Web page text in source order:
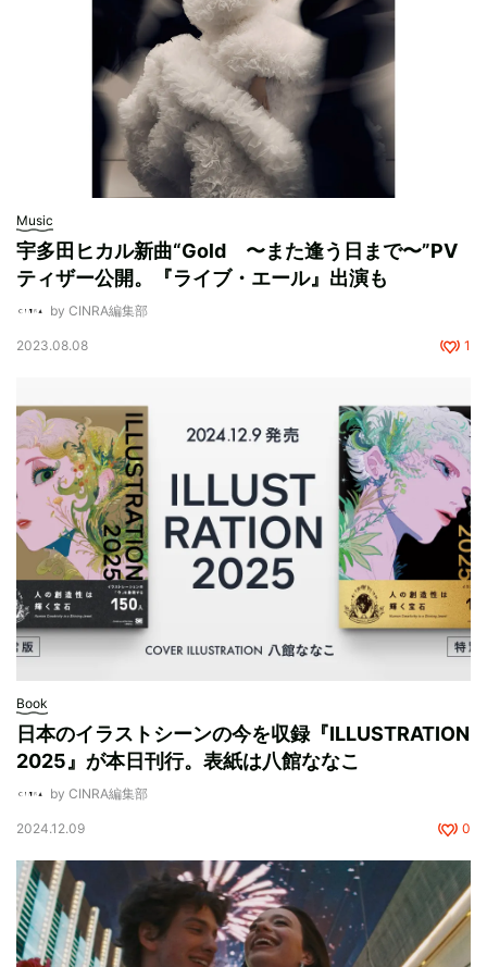
Music
宇多田ヒカル新曲“Gold 〜また逢う日まで〜”PV
ティザー公開。『ライブ・エール』出演も
by CINRA編集部
2023.08.08 1
Book
日本のイラストシーンの今を収録『ILLUSTRATION
2025』が本日刊行。表紙は八館ななこ
by CINRA編集部
2024.12.09 0